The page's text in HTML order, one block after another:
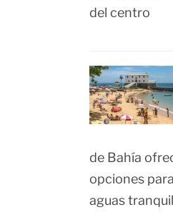
del centro
de Bahía
opciones
aguas